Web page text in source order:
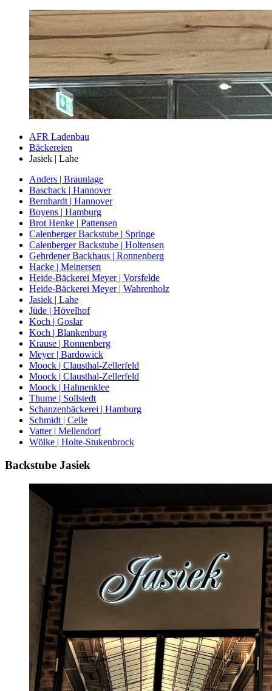
AFR Ladenbau
Bäckereien
Jasiek | Lahe
Anders | Braunlage
Baschack | Hannover
Bernhardt | Hannover
Boyens | Hamburg
Brot Henke | Pattensen
Calenberger Backstube | Springe
Calenberger Backstube | Holtensen
Gehrdener Backhaus | Ronnenberg
Hacke | Meinersen
Heide-Bäckerei Meyer | Vorsfelde
Heide-Bäckerei Meyer | Wahrenholz
Jasiek | Lahe
Jüde | Hövelhof
Koch | Goslar
Koch | Blankenburg
Krause | Ronnenberg
Meyer | Bardowick
Moock | Clausthal-Zellerfeld
Moock | Clausthal-Zellerfeld
Moock | Hahnenklee
Thume | Sollstedt
Schanzenbäckerei | Hamburg
Schmidt | Celle
Vatter | Mellendorf
Wölke | Holte-Stukenbrock
Backstube Jasiek